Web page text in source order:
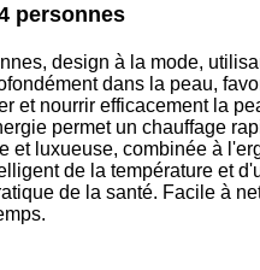
personnes
design à la mode,
dans la peau,
et nourrir efficacement la
permet un chauffage
et luxueuse, combinée à
de la température et
de la santé. Facile à